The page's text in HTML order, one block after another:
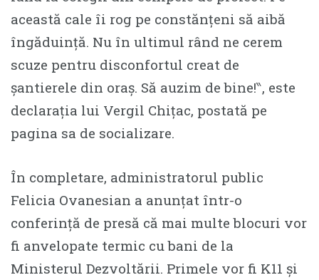
această cale îi rog pe constănțeni să aibă
îngăduință. Nu în ultimul rând ne cerem
scuze pentru disconfortul creat de
șantierele din oraș. Să auzim de bine!‶, este
declarația lui Vergil Chițac, postată pe
pagina sa de socializare.
În completare, administratorul public
Felicia Ovanesian a anunțat într-o
conferință de presă că mai multe blocuri vor
fi anvelopate termic cu bani de la
Ministerul Dezvoltării. Primele vor fi K11 și